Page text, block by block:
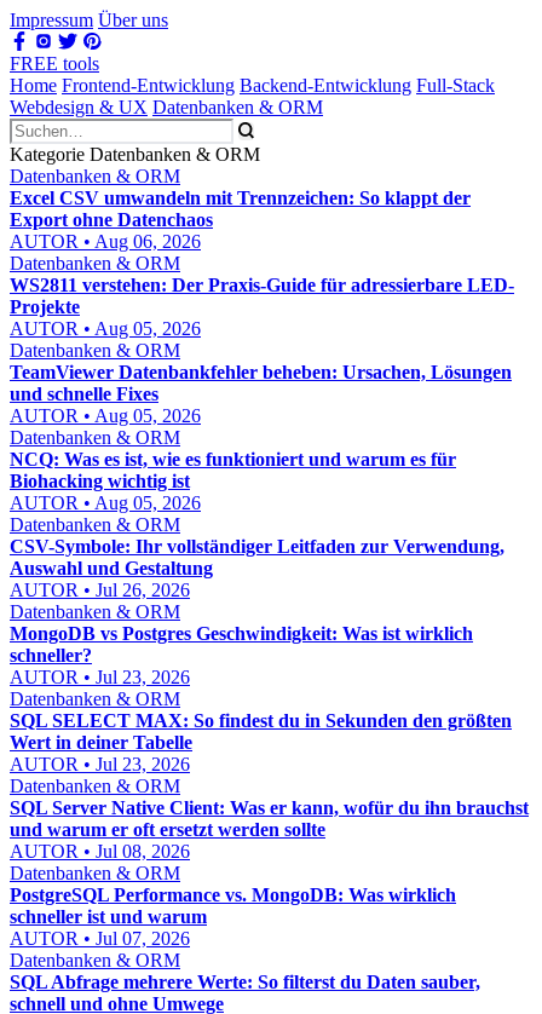
Impressum Über uns
FREE tools
Home Frontend-Entwicklung Backend-Entwicklung Full-Stack
Webdesign & UX Datenbanken & ORM
Kategorie Datenbanken & ORM
Datenbanken & ORM
Excel CSV umwandeln mit Trennzeichen: So klappt der
Export ohne Datenchaos
AUTOR • Aug 06, 2026
Datenbanken & ORM
WS2811 verstehen: Der Praxis-Guide für adressierbare LED-
Projekte
AUTOR • Aug 05, 2026
Datenbanken & ORM
TeamViewer Datenbankfehler beheben: Ursachen, Lösungen
und schnelle Fixes
AUTOR • Aug 05, 2026
Datenbanken & ORM
NCQ: Was es ist, wie es funktioniert und warum es für
Biohacking wichtig ist
AUTOR • Aug 05, 2026
Datenbanken & ORM
CSV-Symbole: Ihr vollständiger Leitfaden zur Verwendung,
Auswahl und Gestaltung
AUTOR • Jul 26, 2026
Datenbanken & ORM
MongoDB vs Postgres Geschwindigkeit: Was ist wirklich
schneller?
AUTOR • Jul 23, 2026
Datenbanken & ORM
SQL SELECT MAX: So findest du in Sekunden den größten
Wert in deiner Tabelle
AUTOR • Jul 23, 2026
Datenbanken & ORM
SQL Server Native Client: Was er kann, wofür du ihn brauchst
und warum er oft ersetzt werden sollte
AUTOR • Jul 08, 2026
Datenbanken & ORM
PostgreSQL Performance vs. MongoDB: Was wirklich
schneller ist und warum
AUTOR • Jul 07, 2026
Datenbanken & ORM
SQL Abfrage mehrere Werte: So filterst du Daten sauber,
schnell und ohne Umwege